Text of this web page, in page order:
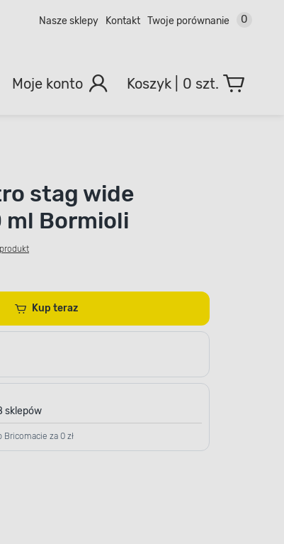
Nasze sklepy Kontakt Twoje porównanie 0
Moje konto 0 szt.
stag wide
Bormioli
Kup teraz
sklepów
za 0 zł